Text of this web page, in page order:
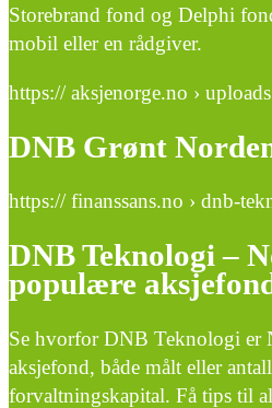
Storebrand fond og Delphi
mobil eller en rådgiver.
https:// aksjenorge.no ›
DNB Grønt
https:// finanssans.no › dnb-
DNB Teknologi –
populære
Se hvorfor DNB Teknologi er
aksjefond, både målt eller
forvaltningskapital. Få tips til